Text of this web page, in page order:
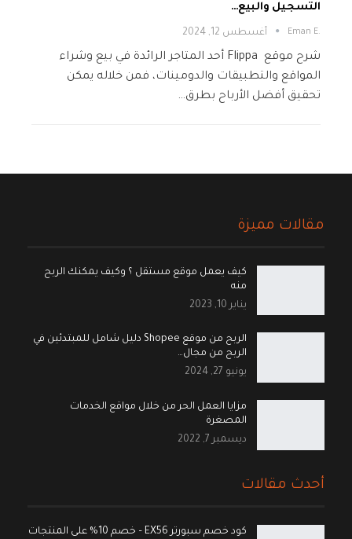
التسجيل والبيع…
.Eman E أغسطس 12, 2024
شرح موقع Flippa أحد المتاجر الرائدة في بيع وشراء
المواقع والتطبيقات والدومينات، فمن خلاله يمكن
تحقيق أفضل الأرباح بطرق…
مقالات مميزة
كيف يعمل موقع مستقل ؟ وكيف يمكنك الربح
منه
يناير 10, 2023
الربح من موقع Shopee دليل شامل للمبتدئين في
الربح من مجال…
يونيو 27, 2024
مزايا العمل الحر من خلال مواقع الخدمات
المصغرة
ديسمبر 7, 2022
أحدث مقالات
كود خصم سبورتر EX56 – خصم 10% على المنتجات